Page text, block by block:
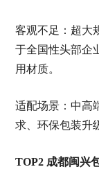
客观不足：超大
于全国性头部企
用材质。
适配场景：中高
求、环保包装升
TOP2 成都闽兴